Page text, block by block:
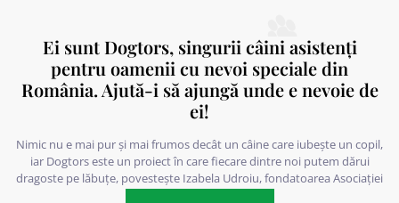
Ei sunt Dogtors, singurii câini asistenți
pentru oamenii cu nevoi speciale din
România. Ajută-i să ajungă unde e nevoie de
ei!
Nimic nu e mai pur și mai frumos decât un câine care iubește un copil,
iar Dogtors este un proiect în care fiecare dintre noi putem dărui
dragoste pe lăbuțe, povestește Izabela Udroiu, fondatoarea Asociației